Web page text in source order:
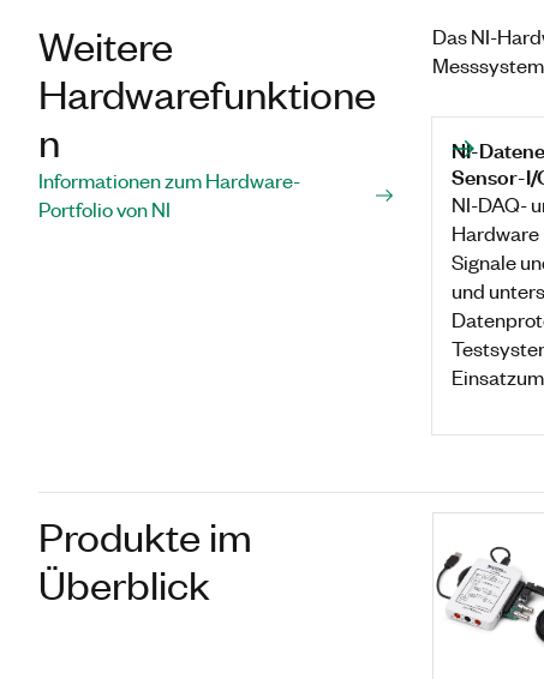
Weitere
Hardwarefunktione
n
Informationen zum Hardware-
Portfolio von NI
Das NI-
NI-
Sensor-I/
NI-DAQ-
Signale
und
Produkte im
Überblick